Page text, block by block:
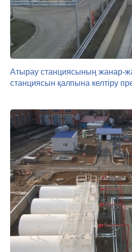
Атырау станциясының жанар-
станциясын қалпына келтіру